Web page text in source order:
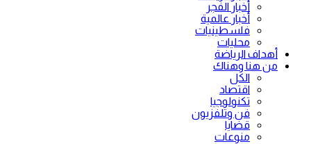
أخبار الفجر
أخبار عالمية
فلسطينيات
محليات
أهداف الرياضة
من هنا وهناك
الكل
اقتصاد
تكنولوجيا
فن وتلفزيون
قضايا
منوعات